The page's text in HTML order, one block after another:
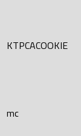
KTPCACOOKIE
mc